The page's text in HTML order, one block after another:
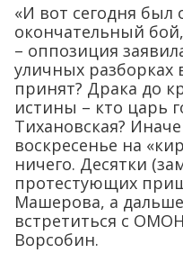
«И вот сегодня
окончательный
– оппозиция
уличных разборках
принят? Драка до
истины – кто царь
Тихановская?
воскресенье на
ничего. Десятки
протестующих
Машерова, а
встретиться с
Ворсобин.